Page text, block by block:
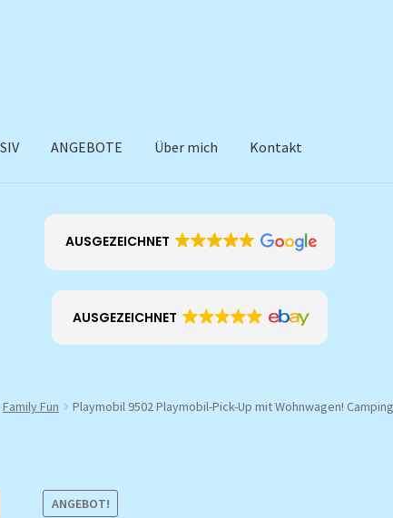
ANGEBOTE Über mich Kontakt
AUSGEZEICHNET
AUSGEZEICHNET
Family Fun Playmobil 9502 Playmobil-Pick-Up mit Wohnwagen!
ANGEBOT!